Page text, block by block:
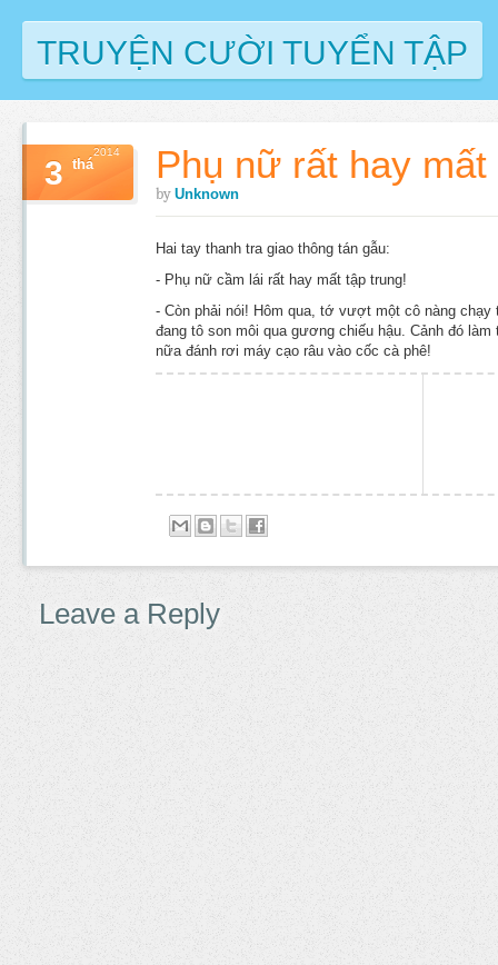
TRUYỆN CƯỜI TUYỂN TẬP
Phụ nữ rất hay mất
by Unknown
3 thá
2014
Hai tay thanh tra giao thông tán gẫu:
- Phụ nữ cầm lái rất hay mất tập trung!
- Còn phải nói! Hôm qua, tớ vượt một cô nàng chạy
đang tô son môi qua gương chiếu hậu. Cảnh đó
nữa đánh rơi máy cạo râu vào cốc cà phê!
Leave a Reply